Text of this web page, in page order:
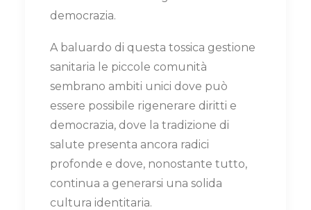
democrazia.
A baluardo di questa tossica gestione
sanitaria le piccole comunità
sembrano ambiti unici dove può
essere possibile rigenerare diritti e
democrazia, dove la tradizione di
salute presenta ancora radici
profonde e dove, nonostante tutto,
continua a generarsi una solida
cultura identitaria.